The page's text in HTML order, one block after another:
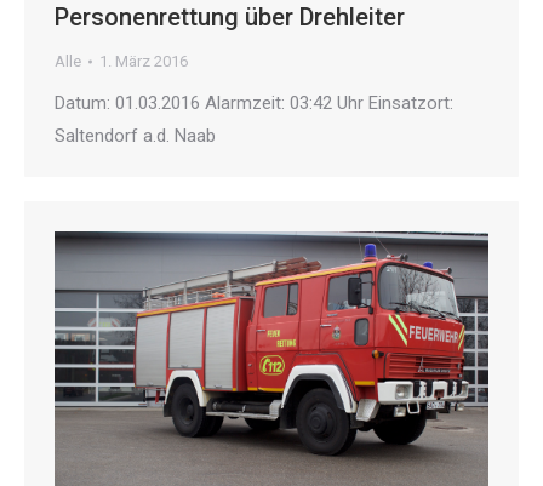
Personenrettung über Drehleiter
Alle 1. März 2016
Datum: 01.03.2016 Alarmzeit: 03:42 Uhr Einsatzort:
Saltendorf a.d. Naab